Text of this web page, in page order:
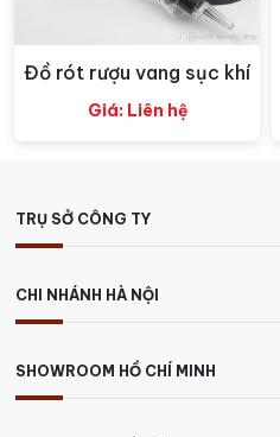
Xem nhanh
Đồ rót rượu vang sục khí
Giá: Liên hệ
TRỤ SỞ CÔNG TY
CHI NHÁNH HÀ NỘI
SHOWROOM HỒ CHÍ MINH